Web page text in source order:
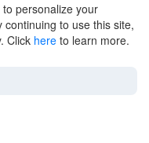
personalize your
to use this site,
Click here to learn more.